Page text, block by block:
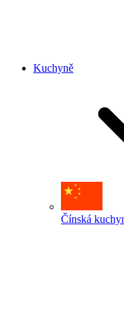
Kuchyně
Čínská